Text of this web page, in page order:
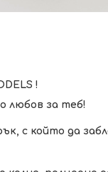
!
любов за теб!
с който да